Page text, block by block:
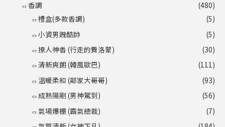
香調
(480)
禮盒(多款香調)
(5)
小資男跩酷帥
(5)
撩人神香 (行走的費洛蒙)
(30)
清新爽朗 (韓風歐巴)
(111)
溫暖柔和 (鄰家大哥哥)
(93)
成熟陽剛 (男神駕到)
(56)
氣場爆棚 (霸氣總裁)
(7)